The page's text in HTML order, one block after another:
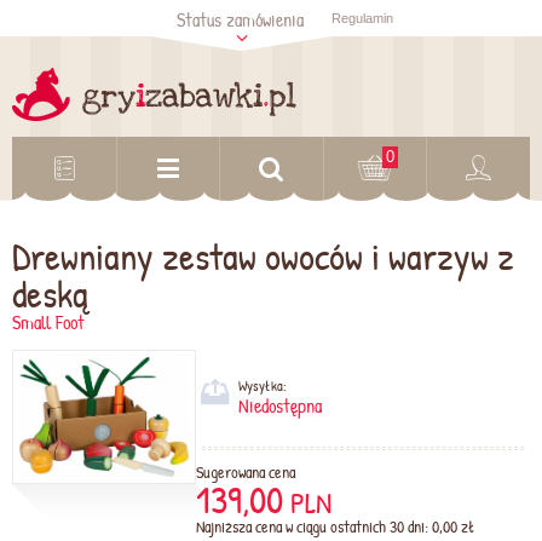
Sprawdź status
zamówienia
Status zamówienia Regulamin
0
Drewniany zestaw owoców i warzyw z
deską
Small Foot
Wysyłka:
Niedostępna
Sugerowana cena
139,00 PLN
Najniższa cena w ciągu ostatnich 30 dni: 0,00 zł